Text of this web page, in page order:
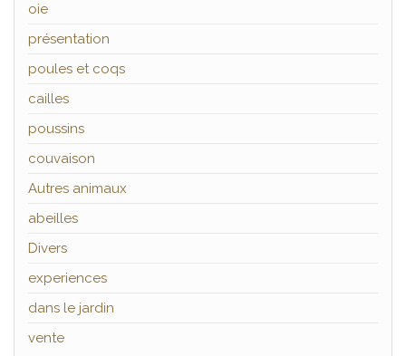
oie
présentation
poules et coqs
cailles
poussins
couvaison
Autres animaux
abeilles
Divers
experiences
dans le jardin
vente